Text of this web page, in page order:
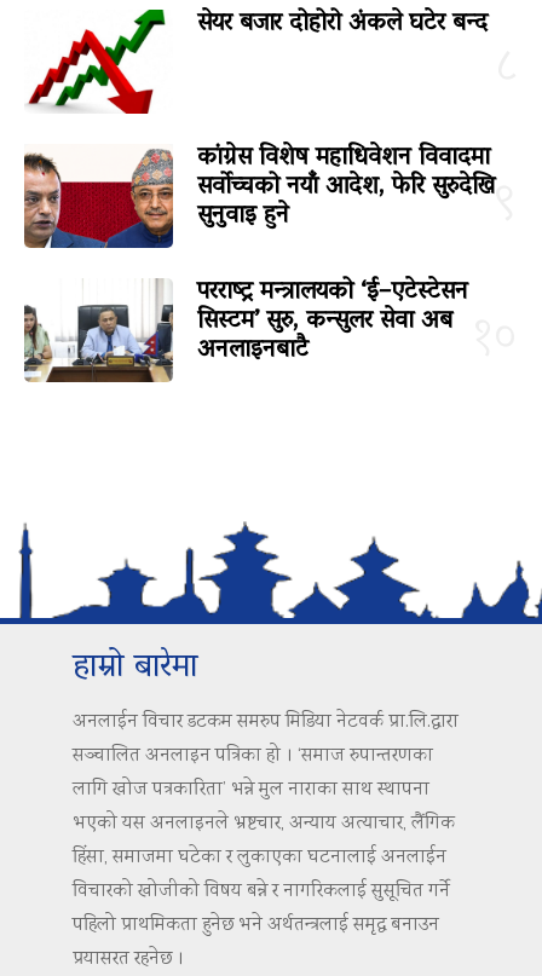
सेयर बजार दोहोरो अंकले घटेर बन्द
९
कांग्रेस विशेष महाधिवेशन विवादमा
सर्वोच्चको नयाँ आदेश, फेरि सुरुदेखि
सुनुवाइ हुने
परराष्ट्र मन्त्रालयको ‘ई–एटेस्टेसन
सिस्टम’ सुरु, कन्सुलर सेवा अब
अनलाइनबाटै
हाम्रो बारेमा
अनलाईन विचार डटकम समरुप मिडिया नेटवर्क प्रा.लि.द्वारा
सञ्चालित अनलाइन पत्रिका हो । ‘समाज रुपान्तरणका
लागि खोज पत्रकारिता’ भन्ने मुल नाराका साथ स्थापना
भएको यस अनलाइनले भ्रष्टचार, अन्याय अत्याचार, लैंगिक
हिंसा, समाजमा घटेका र लुकाएका घटनालाई अनलाईन
विचारको खोजीको विषय बन्ने र नागरिकलाई सुसूचित गर्ने
पहिलो प्राथमिकता हुनेछ भने अर्थतन्त्रलाई समृद्ध बनाउन
प्रयासरत रहनेछ ।